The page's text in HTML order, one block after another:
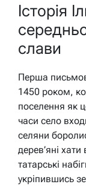
Історія
слави
Перша
1450 роком,
поселення як
часи село
селяни
дерев’яні
татарські
укріпившись